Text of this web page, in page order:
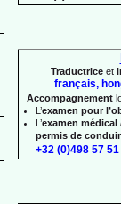
Traductrice et
français,
Accompagnement
L’examen pour
L’examen
permis de
+32 (0)498 57 51